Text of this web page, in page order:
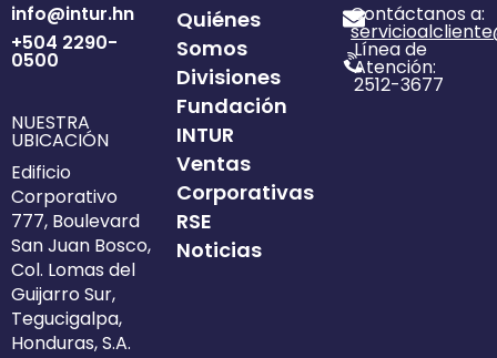
info@intur.hn
+504 2290-
0500
NUESTRA
UBICACIÓN
Edificio
Corporativo
777, Boulevard
San Juan Bosco,
Col. Lomas del
Guijarro Sur,
Tegucigalpa,
Honduras, S.A.
Quiénes
Somos
Divisiones
Fundación
INTUR
Ventas
Corporativas
RSE
Noticias
Contáctanos a:
Línea de
Atención:
2512-3677